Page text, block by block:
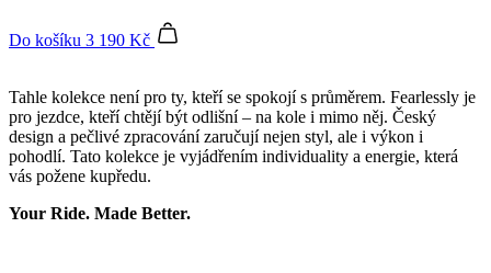
Do košíku 3 190 Kč
Tahle kolekce není pro ty, kteří se spokojí s průměrem. Fearlessly je
pro jezdce, kteří chtějí být odlišní – na kole i mimo něj. Český
design a pečlivé zpracování zaručují nejen styl, ale i výkon i
pohodlí. Tato kolekce je vyjádřením individuality a energie, která
vás požene kupředu.
Your Ride. Made Better.